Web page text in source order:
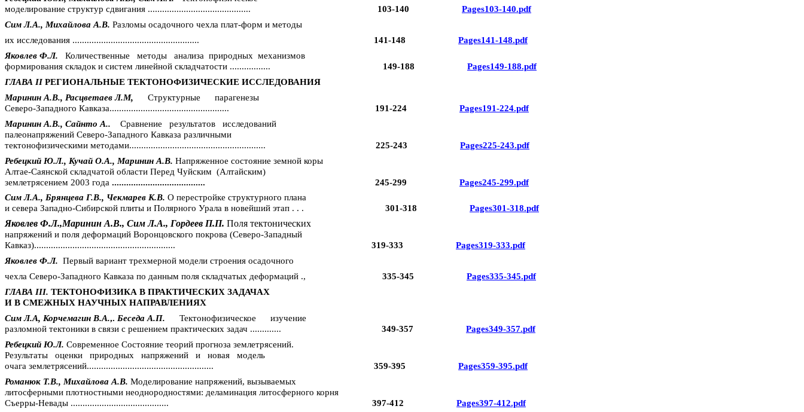
моделирование структур сдвигания ...........................................
103-140 Pages103-140.pdf
Сим Л.А., Михайлова А.В. Разломы осадочного чехла плат-форм и методы
их исследования .....................................................
141-148 Pages141-148.pdf
Яковлев Ф.Л. Количественные методы анализа природных механизмов
формирования складок и систем линейной складчатости .................
149-188 Pages149-188.pdf
ГЛАВА IIРЕГИОНАЛЬНЫЕ ТЕКТОНОФИЗИЧЕСКИЕ ИССЛЕДОВАНИЯ
Маринин А.В., РасцветаевЛ.М, Структурные
парагенезы
Северо-Западного Кавказа..................................................
191-224 Pages191-224.pdf
Маринин А.В., Сайнто А.. Сравнение результатов
исследований
палеонапряжений Северо-Западного Кавказа различными
тектонофизическими методами.........................................................
225-243 Pages225-243.pdf
Ребецкий Ю.Л., Кучай О.А., Маринин А.В. Напряженное состояние земной коры
Алтае-Саянской складчатой области Перед Чуйским (Алтайским)
землетрясением 2003 года ....................................... 245-299 Pages245-299.pdf
Сим Л.А., Брянцева Г.В., Чекмарев К.В. О перестройке структурного плана
и севера Западно-Сибирской плиты и Полярного Урала в новейший этап . . . 301-318 Pages301-318.pdf
Яковлев Ф.Л.,Маринин А.В., Сим Л.А., Гордеев П.П. Поля тектонических
напряжений и поля деформаций Воронцовского покрова (Северо-Западный
Кавказ)...........................................................
319-333 Pages319-333.pdf
Яковлев Ф.Л. Первый вариант трехмерной модели строения осадочного
чехла Северо-Западного Кавказа по данным поля складчатых деформаций .,
335-345 Pages335-345.pdf
ГЛАВА III. ТЕКТОНОФИЗИКА В ПРАКТИЧЕСКИХ ЗАДАЧАХ
И В СМЕЖНЫХ НАУЧНЫХ НАПРАВЛЕНИЯХ
Сим Л.А, Корчемагин В.А.,. Беседа А.П. Тектонофизическое
изучение
разломной тектоники в связи с решением практических задач .............
349-357 Pages349-357.pdf
Ребецкий Ю.Л. Современное Состояние теорий прогноза землетрясений.
Результаты
оценки природных напряжений и новая
модель
очага землетрясений.....................................................
359-395 Pages359-395.pdf
Романюк Т.В., Михайлова А.В. Моделирование напряжений, вызываемых
литосферными плотностными неоднородностями: деламинация литосферного корня
Съерры-Невады ......................................... 397-412 Pages397-412.pdf